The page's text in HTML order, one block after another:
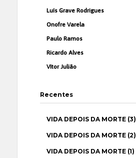
Luís Grave Rodrigues
Onofre Varela
Paulo Ramos
Ricardo Alves
Vítor Julião
Recentes
VIDA DEPOIS DA MORTE (3)
VIDA DEPOIS DA MORTE (2)
VIDA DEPOIS DA MORTE (1)